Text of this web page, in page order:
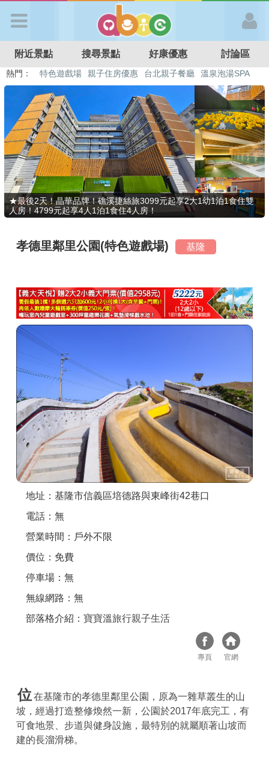
APP登入
首 頁
搜尋景點
好康優惠
最新消息
最新留言
商家合作
推薦景點
討論區
聯絡我們
APP下載
附近景點 搜尋景點 好康優惠 討論區
熱門： 特色遊戲場 親子住房優惠 台北親子餐廳
溫泉泡湯SPA
溜滑梯民宿
觀光工廠 DIY摘果 日本親子景點
★最後2天！晶華品牌！礁溪捷絲旅3099元起享2大1幼1泊1食住雙
人房！4799元起享4人1泊1食住4人房！
孝德里鄰里公園(特色遊戲場) 基隆
地址：基隆市信義區培德路與東峰街42巷口
電話：無
營業時間：戶外不限
價位：免費
停車場：無
無線網路：無
部落格介紹： 寶寶溫旅行親子生活
專頁 官網
位 在基隆市的孝德里鄰里公園，原為一雜草叢生的山
坡，經過打造整修煥然一新，公園於2017年底完工，有
可食地景、步道與健身設施，最特別的就屬順著山坡而
建的長溜滑梯。